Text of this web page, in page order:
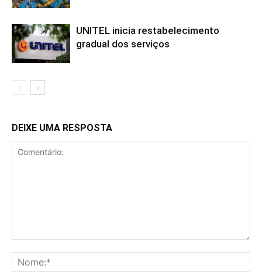
UNITEL inicia restabelecimento
gradual dos serviços
DEIXE UMA RESPOSTA